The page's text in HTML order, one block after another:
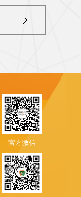
官方微信